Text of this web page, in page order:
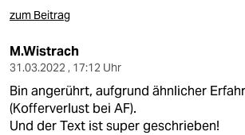
zum Beitrag
M.Wistrach
31.03.2022 , 17:12 Uhr
Bin angerührt, aufgrund ähnlicher
(Kofferverlust bei AF).
Und der Text ist super geschrieben!